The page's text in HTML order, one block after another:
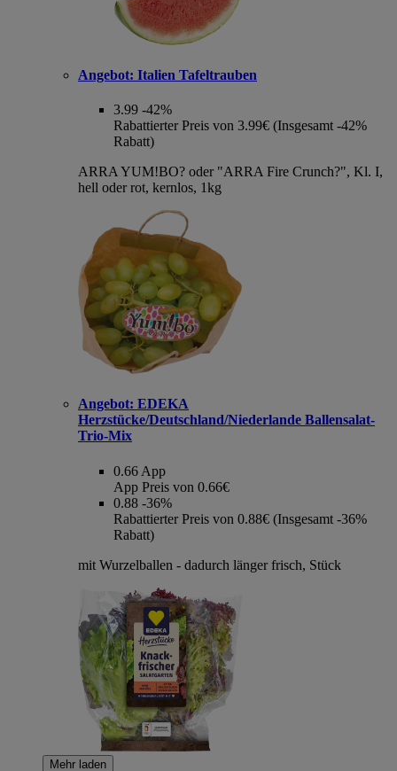
Angebot: Italien Tafeltrauben
3.99 -42%
Rabattierter Preis von 3.99€ (Insgesamt -42%
Rabatt)
ARRA YUM!BO? oder "ARRA Fire Crunch?", Kl. I,
hell oder rot, kernlos, 1kg
Angebot: EDEKA
Herzstücke/Deutschland/Niederlande Ballensalat-
Trio-Mix
0.66 App
App Preis von 0.66€
0.88 -36%
Rabattierter Preis von 0.88€ (Insgesamt -36%
Rabatt)
mit Wurzelballen - dadurch länger frisch, Stück
Mehr laden